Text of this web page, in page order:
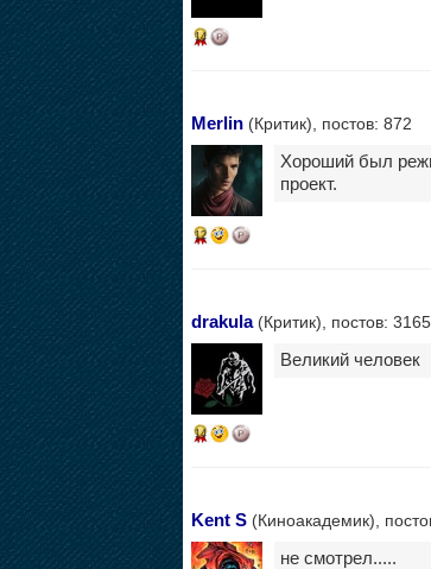
14
Merlin(Критик), постов: 872
12
Хороший был
проект.
drakula(Критик), постов:
14
Великий человек
Kent S(Киноакадемик),
не смотрел.....